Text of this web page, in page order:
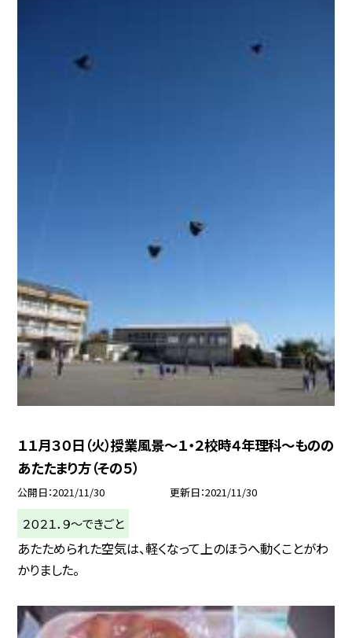
１１月３０日（火）授業風景〜１・２校時４年理科〜ものの
あたたまり方（その５）
公開日 2021/11/30 更新日 2021/11/30
２０２１．９〜できごと
あたためられた空気は、軽くなって上のほうへ動くことがわ
かりました。